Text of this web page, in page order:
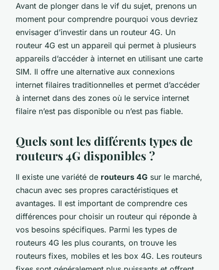
Avant de plonger dans le vif du sujet, prenons un
moment pour comprendre pourquoi vous devriez
envisager d’investir dans un routeur 4G. Un
routeur 4G est un appareil qui permet à plusieurs
appareils d’accéder à internet en utilisant une carte
SIM. Il offre une alternative aux connexions
internet filaires traditionnelles et permet d’accéder
à internet dans des zones où le service internet
filaire n’est pas disponible ou n’est pas fiable.
Quels sont les différents types de
routeurs 4G disponibles ?
Il existe une variété de routeurs 4G sur le marché,
chacun avec ses propres caractéristiques et
avantages. Il est important de comprendre ces
différences pour choisir un routeur qui réponde à
vos besoins spécifiques. Parmi les types de
routeurs 4G les plus courants, on trouve les
routeurs fixes, mobiles et les box 4G. Les routeurs